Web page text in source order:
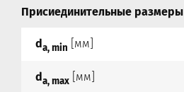
Присиединительные размеры
da, min [мм]
da, max [мм]